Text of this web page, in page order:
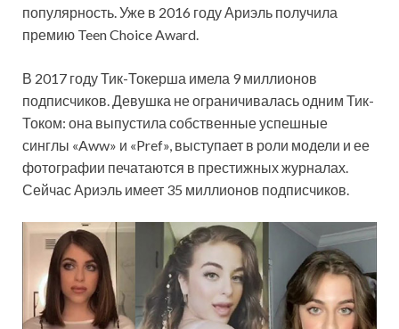
популярность. Уже в 2016 году Ариэль получила
премию Teen Choice Award.
В 2017 году Тик-Токерша имела 9 миллионов
подписчиков. Девушка не ограничивалась одним Тик-
Током: она выпустила собственные успешные
синглы «Aww» и «Pref», выступает в роли модели и ее
фотографии печатаются в престижных журналах.
Сейчас Ариэль имеет 35 миллионов подписчиков.